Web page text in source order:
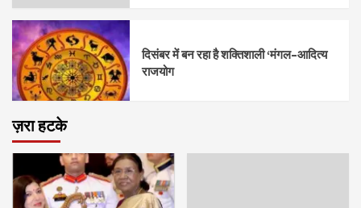
दिसंबर में बन रहा है शक्तिशाली ‘मंगल–आदित्य
राजयोग
ज़रा हटके